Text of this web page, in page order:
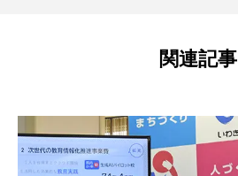
関連記事